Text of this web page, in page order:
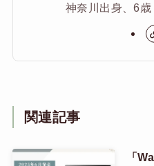
神奈川出身、6歳
関連記事
「